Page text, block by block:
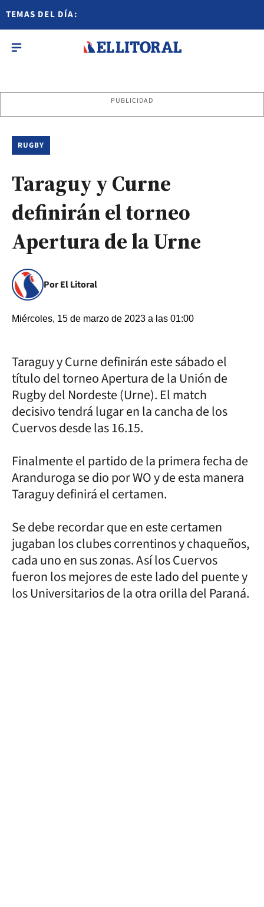
TEMAS DEL DÍA:
PUBLICIDAD
RUGBY
Taraguy y Curne
definirán el torneo
Apertura de la Urne
Por El Litoral
Miércoles, 15 de marzo de 2023 a las 01:00
Taraguy y Curne definirán este sábado el
título del torneo Apertura de la Unión de
Rugby del Nordeste (Urne). El match
decisivo tendrá lugar en la cancha de los
Cuervos desde las 16.15.
Finalmente el partido de la primera fecha de
Aranduroga se dio por WO y de esta manera
Taraguy definirá el certamen.
Se debe recordar que en este certamen
jugaban los clubes correntinos y chaqueños,
cada uno en sus zonas. Así los Cuervos
fueron los mejores de este lado del puente y
los Universitarios de la otra orilla del Paraná.